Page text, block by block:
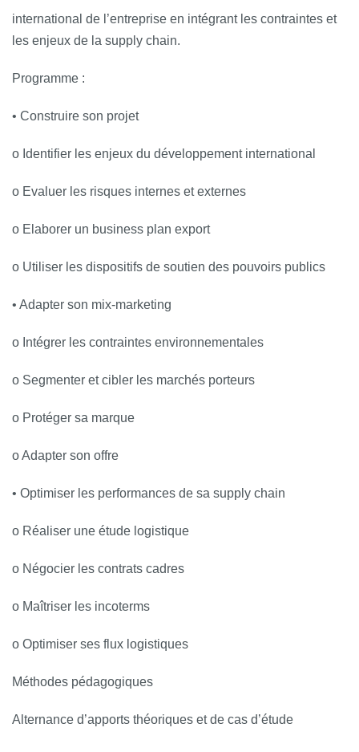
international de l’entreprise en intégrant les contraintes et
les enjeux de la supply chain.
Programme :
• Construire son projet
o Identifier les enjeux du développement international
o Evaluer les risques internes et externes
o Elaborer un business plan export
o Utiliser les dispositifs de soutien des pouvoirs publics
• Adapter son mix-marketing
o Intégrer les contraintes environnementales
o Segmenter et cibler les marchés porteurs
o Protéger sa marque
o Adapter son offre
• Optimiser les performances de sa supply chain
o Réaliser une étude logistique
o Négocier les contrats cadres
o Maîtriser les incoterms
o Optimiser ses flux logistiques
Méthodes pédagogiques
Alternance d’apports théoriques et de cas d’étude